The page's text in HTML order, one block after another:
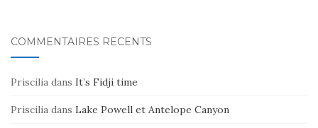
COMMENTAIRES RÉCENTS
Priscilia dans It’s Fidji time
Priscilia dans Lake Powell et Antelope Canyon